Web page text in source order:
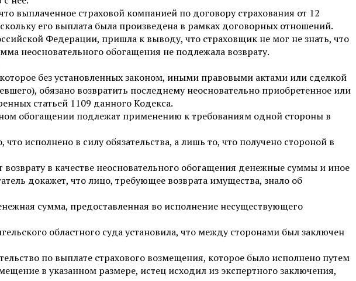
выплаченное страховой компанией по договору страхования от 12
его выплата была произведена в рамках договорных отношений.
Федерации, пришла к выводу, что страховщик не мог не знать, что
неосновательного обогащения не подлежала возврату.
без установленных законом, иными правовыми актами или сделкой
обязано возвратить последнему неосновательно приобретенное или
статьей 1109 данного Кодекса.
обогащении подлежат применению к требованиям одной стороны в
исполнено в силу обязательства, а лишь то, что получено стороной в
в качестве неосновательного обогащения денежные суммы и иное
докажет, что лицо, требующее возврата имущества, знало об
сумма, предоставленная во исполнение несуществующего
областного суда установила, что между сторонами был заключен
по выплате страхового возмещения, которое было исполнено путем
в указанном размере, истец исходил из экспертного заключения,